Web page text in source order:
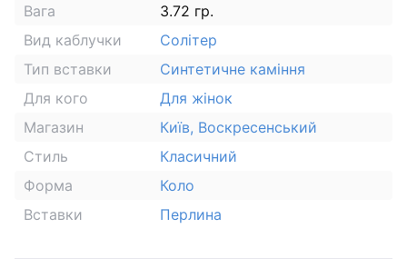
Вага
3.72 гр.
Вид каблучки
Солітер
Тип вставки
Синтетичне каміння
Для кого
Для жінок
Магазин
Київ, Воскресенський
Стиль
Класичний
Форма
Коло
Вставки
Перлина